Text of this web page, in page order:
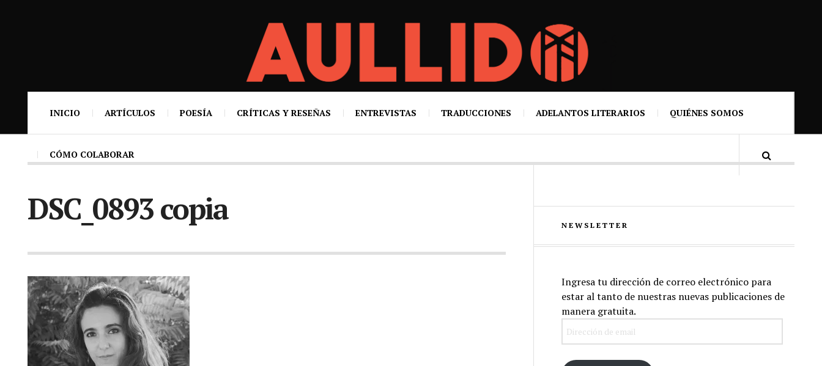
INICIO ARTÍCULOS POESÍA CRÍTICAS Y RESEÑAS ENTREVISTAS TRADUCCIONES ADELANTOS LITERARIOS QUIÉNES SOMOS
CÓMO COLABORAR
DSC_0893 copia NEWSLETTER
Ingresa tu dirección de correo electrónico para
estar al tanto de nuestras nuevas publicaciones de
manera gratuita.